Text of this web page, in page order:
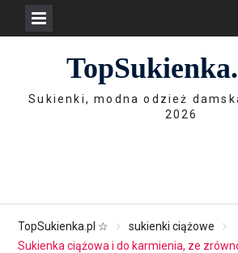
Sukienki, modna odzież
2026
TopSukienka.pl ☆
sukienki ciążowe
Sukienka ciążowa i do karmienia, ze